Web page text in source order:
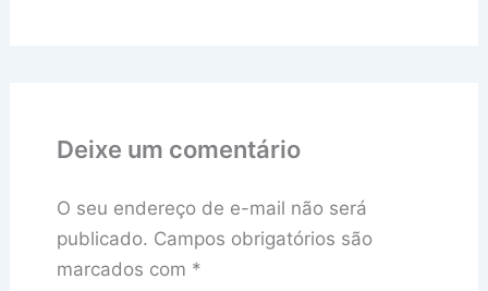
Deixe um comentário
O seu endereço de e-mail não será
publicado. Campos obrigatórios são
marcados com *